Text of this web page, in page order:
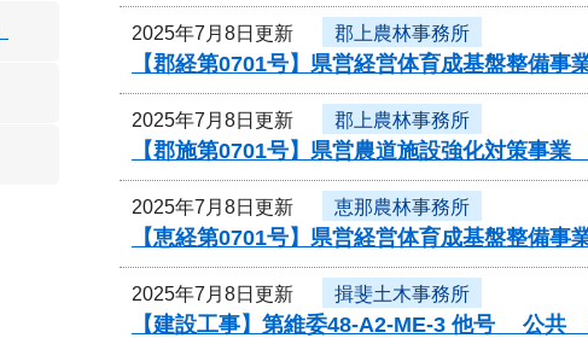
2025年7月8日更新 郡上農林事務所
【郡経第0701号】県営経営体育成基盤整備
2025年7月8日更新 郡上農林事務所
【郡施第0701号】県営農道施設強化対策事
2025年7月8日更新 恵那農林事務所
【恵経第0701号】県営経営体育成基盤整備
2025年7月8日更新 揖斐土木事務所
【建設工事】第維委48-A2-ME-3 他号 公共